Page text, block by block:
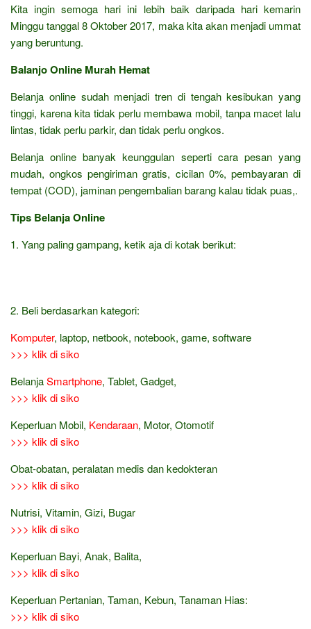
Kita ingin semoga hari ini lebih baik daripada hari kemarin
Minggu tanggal 8 Oktober 2017, maka kita akan menjadi ummat
yang beruntung.
Balanjo Online Murah Hemat
Belanja online sudah menjadi tren di tengah kesibukan yang
tinggi, karena kita tidak perlu membawa mobil, tanpa macet lalu
lintas, tidak perlu parkir, dan tidak perlu ongkos.
Belanja online banyak keunggulan seperti cara pesan yang
mudah, ongkos pengiriman gratis, cicilan 0%, pembayaran di
tempat (COD), jaminan pengembalian barang kalau tidak puas,.
Tips Belanja Online
1. Yang paling gampang, ketik aja di kotak berikut:
2. Beli berdasarkan kategori:
Komputer, laptop, netbook, notebook, game, software
>>> klik di siko
BelanjaSmartphone, Tablet, Gadget,
>>> klik di siko
Keperluan Mobil, Kendaraan, Motor, Otomotif
>>> klik di siko
Obat-obatan, peralatan medis dan kedokteran
>>> klik di siko
Nutrisi, Vitamin, Gizi, Bugar
>>> klik di siko
Keperluan Bayi, Anak, Balita,
>>> klik di siko
Keperluan Pertanian, Taman, Kebun, Tanaman Hias:
>>> klik di siko